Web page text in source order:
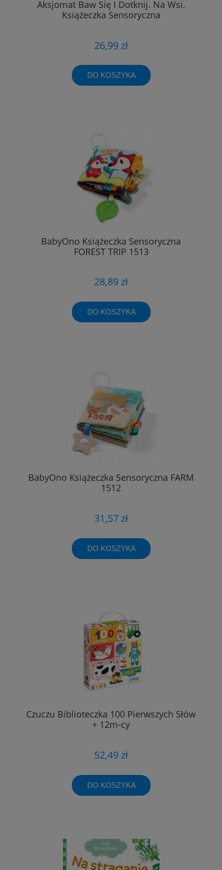
Aksjomat Baw Się I Dotknij. Na Wsi.
Książeczka Sensoryczna
26,99 zł
DO KOSZYKA
BabyOno Książeczka Sensoryczna
FOREST TRIP 1513
28,89 zł
DO KOSZYKA
BabyOno Książeczka Sensoryczna FARM
1512
31,57 zł
DO KOSZYKA
Czuczu Biblioteczka 100 Pierwszych Słów
+ 12m-cy
52,49 zł
DO KOSZYKA